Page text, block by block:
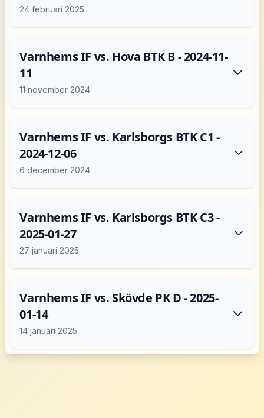
24 februari 2025
Varnhems IF vs. Hova BTK B - 2024-11-
11
11 november 2024
Varnhems IF vs. Karlsborgs BTK C1 -
2024-12-06
6 december 2024
Varnhems IF vs. Karlsborgs BTK C3 -
2025-01-27
27 januari 2025
Varnhems IF vs. Skövde PK D - 2025-
01-14
14 januari 2025